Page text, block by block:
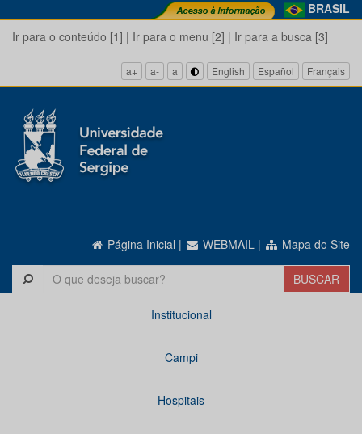
BRASIL
Ir para o conteúdo [1] | Ir para o menu [2] | Ir para a busca [3]
a+ a- a English Español Français
Página Inicial | WEBMAIL | Mapa do Site
Institucional
Campi
Hospitais